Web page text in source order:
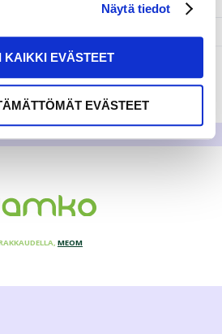
Näytä tiedot
KAIKKI EVÄSTEET
EVÄSTEET
MEOM